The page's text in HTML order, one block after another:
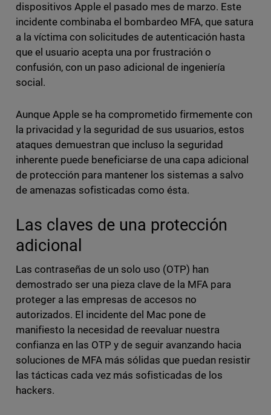
dispositivos Apple el pasado mes de marzo. Este
incidente combinaba el bombardeo MFA, que satura
a la víctima con solicitudes de autenticación hasta
que el usuario acepta una por frustración o
confusión, con un paso adicional de ingeniería
social.
Aunque Apple se ha comprometido firmemente con
la privacidad y la seguridad de sus usuarios, estos
ataques demuestran que incluso la seguridad
inherente puede beneficiarse de una capa adicional
de protección para mantener los sistemas a salvo
de amenazas sofisticadas como ésta.
Las claves de una protección
adicional
Las contraseñas de un solo uso (OTP) han
demostrado ser una pieza clave de la MFA para
proteger a las empresas de accesos no
autorizados. El incidente del Mac pone de
manifiesto la necesidad de reevaluar nuestra
confianza en las OTP y de seguir avanzando hacia
soluciones de MFA más sólidas que puedan resistir
las tácticas cada vez más sofisticadas de los
hackers.